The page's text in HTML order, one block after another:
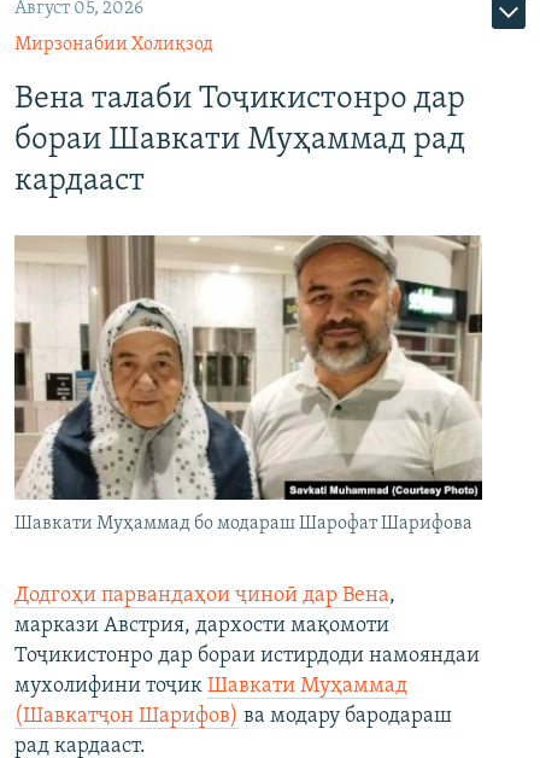
Август 05, 2026
Мирзонабии Холиқзод
Вена талаби Тоҷикистонро дар
бораи Шавкати Муҳаммад рад
кардааст
Шавкати Муҳаммад бо модараш Шарофат Шарифова
Додгоҳи парвандаҳои ҷиноӣ дар Вена,
маркази Австрия, дархости мақомоти
Тоҷикистонро дар бораи истирдоди намояндаи
мухолифини тоҷик Шавкати Муҳаммад
(Шавкатҷон Шарифов) ва модару бародараш
рад кардааст.